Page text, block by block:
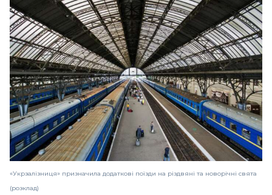
«Укрзалізниця» призначила додаткові поїзди на різдвяні та новорічні свята
(розклад)